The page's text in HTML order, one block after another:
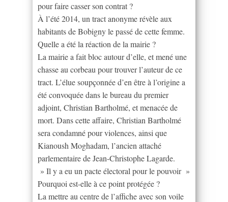
pour faire casser son contrat ?
À l’été 2014, un tract anonyme révèle aux
habitants de Bobigny le passé de cette femme.
Quelle a été la réaction de la mairie ?
La mairie a fait bloc autour d’elle, et mené une
chasse au corbeau pour trouver l’auteur de ce
tract. L’élue soupçonnée d’en être à l’origine a
été convoquée dans le bureau du premier
adjoint, Christian Bartholmé, et menacée de
mort. Dans cette affaire, Christian Bartholmé
sera condamné pour violences, ainsi que
Kianoush Moghadam, l’ancien attaché
parlementaire de Jean-Christophe Lagarde.
» Il y a eu un pacte électoral pour le pouvoir »
Pourquoi est-elle à ce point protégée ?
La mettre au centre de l’affiche avec son voile